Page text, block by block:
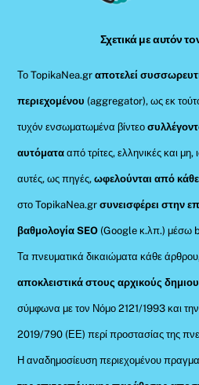
Σχετικά με αυτόν
Το TopikaNea.grαποτελεί
περιεχομένου (aggregator), ως εκ
τυχόν ενσωματωμένα βίντεο
αυτόματααπό τρίτες, ελληνικές και μη,
αυτές, ως πηγές,ωφελούνται από
στο TopikaNea.gr συνεισφέρει στην
βαθμολογία SEO (Google κ.λπ.) μέσω
Τα πνευματικά δικαιώματα κάθε
αποκλειστικά στους αρχικούς
σύμφωνα με τον Νόμο 2121/1993 και
2019/790 (ΕΕ) περί προστασίας της
Η αναδημοσίευση περιεχομένου